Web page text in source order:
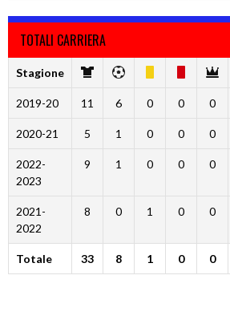
TOTALI CARRIERA
Stagione
2019-20 11 6 0 0 0
2020-21 5 1 0 0 0
2022-
2023
9 1 0 0 0
2021-
2022
8 0 1 0 0
Totale 33 8 1 0 0